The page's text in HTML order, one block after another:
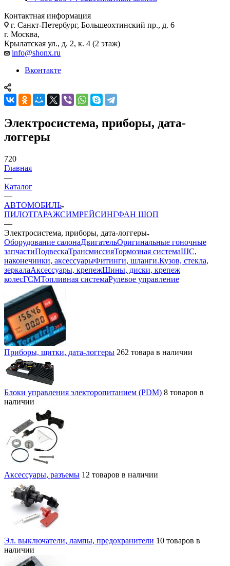
Контактная информация
г. Санкт-Петербург, Большеохтинский пр., д. 6
г. Москва,
Крылатская ул., д. 2, к. 4 (2 этаж)
info@shonx.ru
Вконтакте
Электросистема, приборы, дата-
логгеры
720
Главная
—
Каталог
—
АВТОМОБИЛЬ
ПИЛОТГАРАЖСИМРЕЙСИНГФАН ШОП
—
Электросистема, приборы, дата-логгеры
Оборудование салонаДвигательОригинальные гоночные
запчастиПодвескаТрансмиссияТормозная системаШС,
наконечники, аксессуарыФитинги, шланги.Кузов, стекла,
зеркалаАксессуары, крепежШины, диски, крепеж
колесГСМТопливная системаРулевое управление
Приборы, щитки, дата-логгеры 262 товара в наличии
Блоки управления электоропитанием (PDM) 8 товаров в
наличии
Аксессуары, разъемы 12 товаров в наличии
Эл. выключатели, лампы, предохранители 10 товаров в
наличии